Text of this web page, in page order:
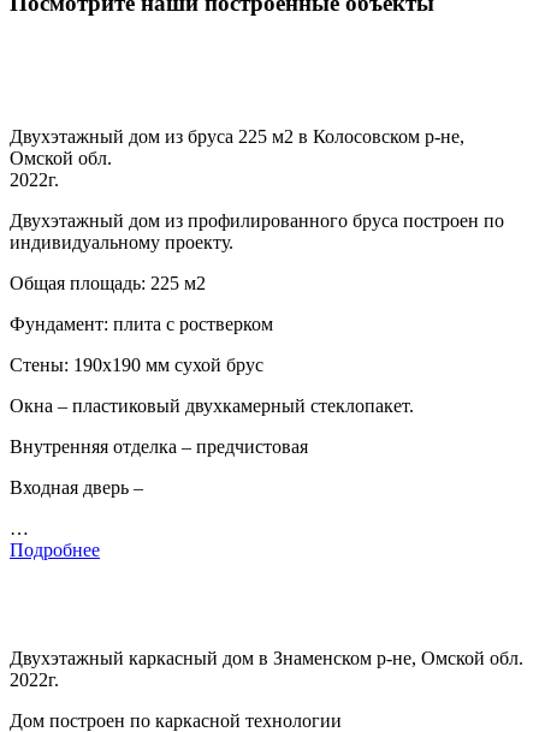
Двухэтажный дом из бруса 225 м2 в Колосовском р-не,
Омской обл.
2022г.
Двухэтажный дом из профилированного бруса построен по
индивидуальному проекту.
Общая площадь: 225 м2
Фундамент: плита с ростверком
Стены: 190х190 мм сухой брус
Окна – пластиковый двухкамерный стеклопакет.
Внутренняя отделка – предчистовая
Входная дверь –
…
Подробнее
Двухэтажный каркасный дом в Знаменском р-не, Омской обл.
2022г.
Дом построен по каркасной технологии